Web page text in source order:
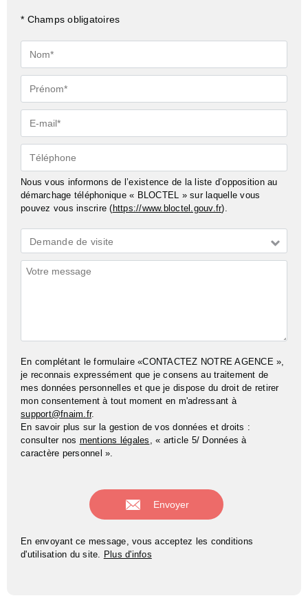
* Champs obligatoires
Nom*
Prénom*
E-
mail*
Téléphone
Nous vous informons de l’existence de la liste d’opposition au
démarchage téléphonique « BLOCTEL » sur laquelle vous
pouvez vous inscrire ( https://www.bloctel.gouv.fr).
Demande
*
Demande de visite
Commentaires
En complétant le formulaire «CONTACTEZ NOTRE AGENCE »,
je reconnais expressément que je consens au traitement de
mes données personnelles et que je dispose du droit de retirer
mon consentement à tout moment en m'adressant à
support@fnaim.fr.
En savoir plus sur la gestion de vos données et droits :
consulter nos mentions légales , « article 5/ Données à
caractère personnel ».
En envoyant ce message, vous acceptez les conditions
d'utilisation du site. Plus d'infos